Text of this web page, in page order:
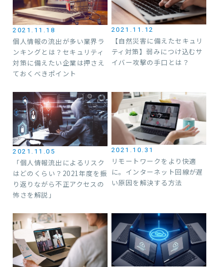
2021.11.18
個人情報の流出が多い業界ラ
ンキングとは？セキュリティ
対策に備えたい企業は押さえ
ておくべきポイント
2021.11.12
【自然災害に備えたセキュリ
ティ対策】弱みにつけ込むサ
イバー攻撃の手口とは？
2021.11.05
「個人情報流出によるリスク
はどのくらい？2021年度を振
り返りながら不正アクセスの
怖さを解説」
2021.10.31
リモートワークをより快適
に。インターネット回線が遅
い原因を解決する方法